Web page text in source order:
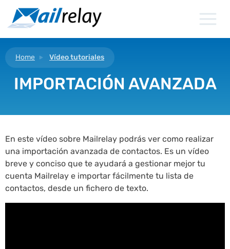
contenido
Home Vídeo tutoriales
IMPORTACIÓN AVANZADA
En este vídeo sobre Mailrelay podrás ver como realizar
una importación avanzada de contactos. Es un vídeo
breve y conciso que te ayudará a gestionar mejor tu
cuenta Mailrelay e importar fácilmente tu lista de
contactos, desde un fichero de texto.